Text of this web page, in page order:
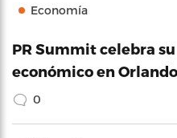
Economía
PR Summit celebra
económico en Orlando
0